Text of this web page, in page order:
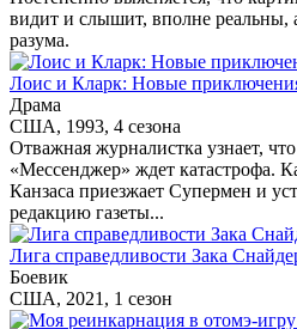
видит и слышит, вполне реальны,
разума.
Лоис и Кларк: Новые
Драма
США, 1993, 4 сезона
Отважная журналистка узнает,
«Мессенджер» ждет катастрофа.
Канзаса приезжает Супермен и
редакцию газеты...
Лига справедливости Зака
Боевик
США, 2021, 1 сезон